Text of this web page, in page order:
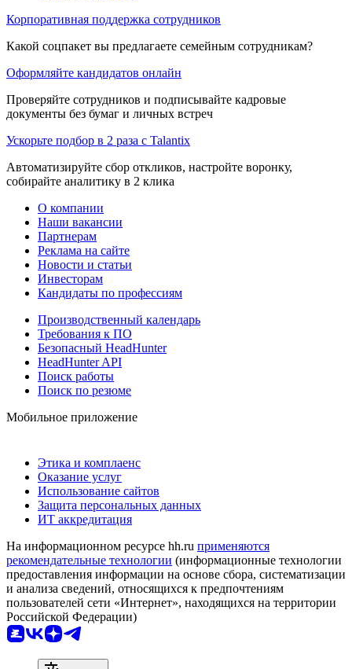
Корпоративная поддержка сотрудников
Какой соцпакет вы предлагаете семейным сотрудникам?
Оформляйте кандидатов онлайн
Проверяйте сотрудников и подписывайте кадровые
документы без бумаг и личных встреч
Ускорьте подбор в 2 раза с Talantix
Автоматизируйте сбор откликов, настройте воронку,
собирайте аналитику в 2 клика
О компании
Наши вакансии
Партнерам
Реклама на сайте
Новости и статьи
Инвесторам
Кандидаты по профессиям
Производственный календарь
Требования к ПО
Безопасный HeadHunter
HeadHunter API
Поиск работы
Поиск по резюме
Мобильное приложение
Этика и комплаенс
Оказание услуг
Использование сайтов
Защита персональных данных
ИТ аккредитация
На информационном ресурсе hh.ru применяются
рекомендательные технологии (информационные технологии
предоставления информации на основе сбора, систематизации
и анализа сведений, относящихся к предпочтениям
пользователей сети «Интернет», находящихся на территории
Российской Федерации)